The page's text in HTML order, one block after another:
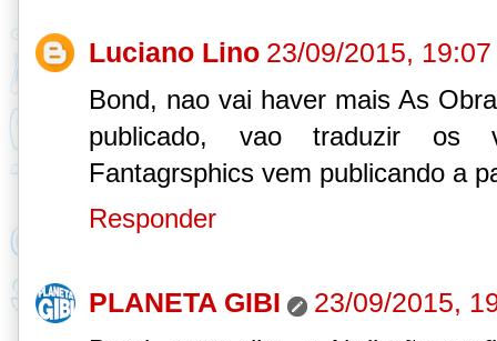
Luciano Lino 23/09/2015, 19:07
Bond, nao vai haver mais As
publicado, vao traduzir os
Fantagrsphics vem publicando a
Responder
PLANETA GIBI 23/09/2015,